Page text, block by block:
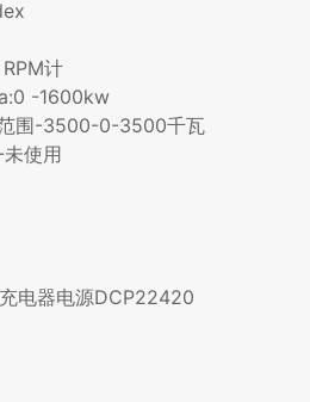
计
-1600kw
围-3500-0-3500千瓦
使用
电器电源DCP22420